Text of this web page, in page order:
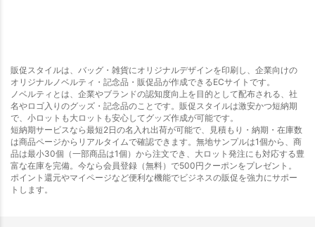
販促スタイルは、バッグ・雑貨にオリジナルデザインを印刷し、企業向けの
オリジナルノベルティ・記念品・販促品が作成できるECサイトです。
ノベルティとは、企業やブランドの認知度向上を目的として配布される、社
名やロゴ入りのグッズ・記念品のことです。販促スタイルは激安かつ短納期
で、小ロットも大ロットも安心してグッズ作成が可能です。
短納期サービスなら最短2日の名入れ出荷が可能で、見積もり・納期・在庫数
は商品ページからリアルタイムで確認できます。無地サンプルは1個から、商
品は最小30個（一部商品は1個）から注文でき、大ロット発注にも対応する豊
富な在庫を完備。今なら会員登録（無料）で500円クーポンをプレゼント。
ポイント還元やマイページなど便利な機能でビジネスの販促を強力にサポー
トします。